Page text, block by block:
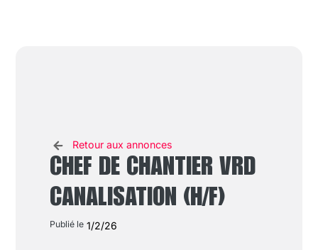
Retour aux annonces
CHEF DE CHANTIER VRD
CANALISATION (H/F)
Publié le 1/2/26